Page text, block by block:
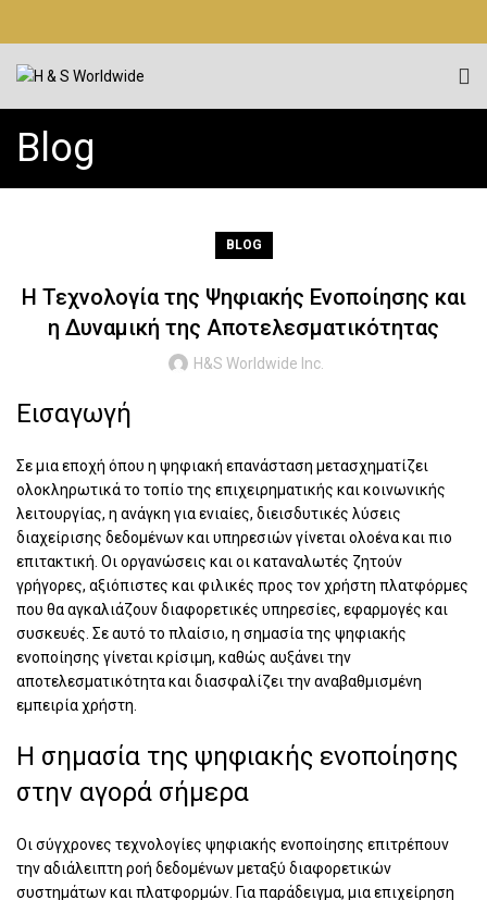
Blog
BLOG
Η Τεχνολογία της Ψηφιακής Ενοποίησης και
η Δυναμική της Αποτελεσματικότητας
H&S Worldwide Inc.
Εισαγωγή
Σε μια εποχή όπου η ψηφιακή επανάσταση μετασχηματίζει
ολοκληρωτικά το τοπίο της επιχειρηματικής και κοινωνικής
λειτουργίας, η ανάγκη για ενιαίες, διεισδυτικές λύσεις
διαχείρισης δεδομένων και υπηρεσιών γίνεται ολοένα και πιο
επιτακτική. Οι οργανώσεις και οι καταναλωτές ζητούν
γρήγορες, αξιόπιστες και φιλικές προς τον χρήστη πλατφόρμες
που θα αγκαλιάζουν διαφορετικές υπηρεσίες, εφαρμογές και
συσκευές. Σε αυτό το πλαίσιο, η σημασία της ψηφιακής
ενοποίησης γίνεται κρίσιμη, καθώς αυξάνει την
αποτελεσματικότητα και διασφαλίζει την αναβαθμισμένη
εμπειρία χρήστη.
Η σημασία της ψηφιακής ενοποίησης
στην αγορά σήμερα
Οι σύγχρονες τεχνολογίες ψηφιακής ενοποίησης επιτρέπουν
την αδιάλειπτη ροή δεδομένων μεταξύ διαφορετικών
συστημάτων και πλατφορμών. Για παράδειγμα, μια επιχείρηση